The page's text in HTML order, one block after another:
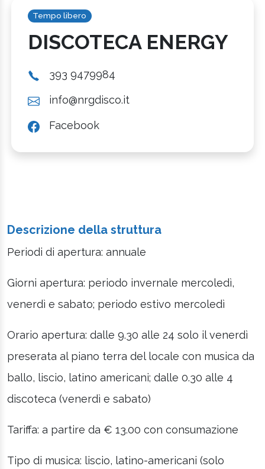
Tempo libero
DISCOTECA ENERGY
393 9479984
info@nrgdisco.it
Facebook
Descrizione della struttura
Periodi di apertura: annuale
Giorni apertura: periodo invernale mercoledì,
venerdì e sabato; periodo estivo mercoledì
Orario apertura: dalle 9.30 alle 24 solo il venerdì
preserata al piano terra del locale con musica da
ballo, liscio, latino americani; dalle 0.30 alle 4
discoteca (venerdì e sabato)
Tariffa: a partire da € 13.00 con consumazione
Tipo di musica: liscio, latino-americani (solo